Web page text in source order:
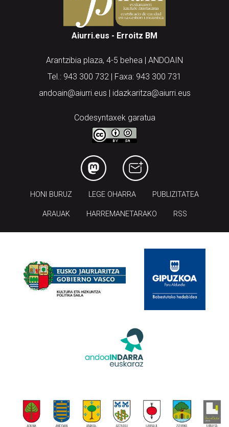
Aiurri.eus - Erroitz BM
Arantzibia plaza, 4-5 behea | ANDOAIN
Tel.: 943 300 732 | Faxa: 943 300 731
andoain@aiurri.eus | idazkaritza@aiurri.eus
Codesyntaxek garatua
HONI BURUZ LEGE OHARRA PUBLIZITATEA
ARAUAK HARREMANETARAKO RSS